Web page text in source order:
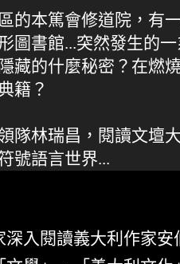
的本篤會修道院，有
圖書館...突然發生的
藏的什麼秘密？在燃
籍？
隊林瑞昌，閱讀文壇
號語言世界...
深入閱讀義大利作家